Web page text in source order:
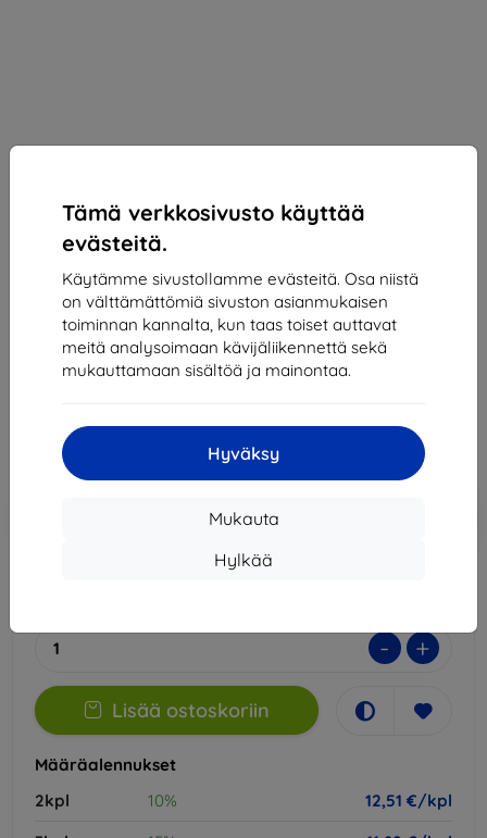
Tämä verkkosivusto käyttää
evästeitä.
Käytämme sivustollamme evästeitä. Osa niistä
on välttämättömiä sivuston asianmukaisen
toiminnan kannalta, kun taas toiset auttavat
meitä analysoimaan kävijäliikennettä sekä
mukauttamaan sisältöä ja mainontaa.
Hyväksy
Mukauta
Hylkää
3mk ARC+ Protective film for Realme 14 Pro
Realme 14 Pro
13,90 €
12,51 €
Hinta ilman ALV:tä
Alennus kupongilla
- +
Lisää ostoskoriin
Määräalennukset
2kpl
10%
12,51 €/kpl